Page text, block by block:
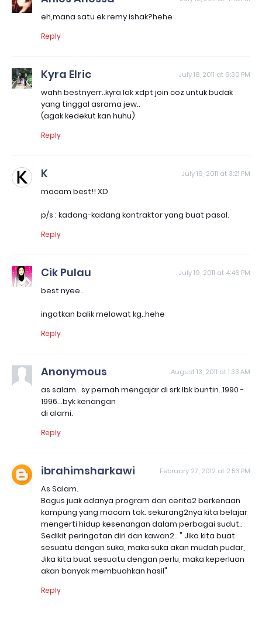
eh,mana satu ek remy ishak?hehe
Reply
Kyra Elric July 18, 2011 at 6:30 PM
wahh bestnyerr..kyra lak xdpt join coz untuk budak
yang tinggal asrama jew..
(agak kedekut kan huhu)
Reply
K July 19, 2011 at 3:21 PM
macam best!! XD
p/s : kadang-kadang kontraktor yang buat pasal.
Reply
Cik Pulau July 19, 2011 at 4:46 PM
best nyee..
ingatkan balik melawat kg..hehe
Reply
Anonymous August 13, 2011 at 1:33 AM
as salam.. sy pernah mengajar di srk lbk buntin..1990 -
1996...byk kenangan
di alami.
Reply
ibrahimsharkawi February 27, 2012 at 2:56 PM
As Salam.
Bagus juak adanya program dan cerita2 berkenaan
kampung yang macam tok. sekurang2nya kita belajar
mengerti hidup kesenangan dalam perbagai sudut..
Sedikit peringatan diri dan kawan2.. " Jika kita buat
sesuatu dengan suka, maka suka akan mudah pudar,
Jika kita buat sesuatu dengan perlu, maka keperluan
akan banyak membuahkan hasil"
Reply